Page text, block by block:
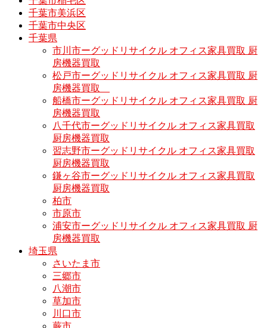
千葉市美浜区
千葉市中央区
千葉県
市川市ーグッドリサイクル オフィス家具買取 厨
房機器買取
松戸市ーグッドリサイクル オフィス家具買取 厨
房機器買取
船橋市ーグッドリサイクル オフィス家具買取 厨
房機器買取
八千代市ーグッドリサイクル オフィス家具買取
厨房機器買取
習志野市ーグッドリサイクル オフィス家具買取
厨房機器買取
鎌ヶ谷市ーグッドリサイクル オフィス家具買取
厨房機器買取
柏市
市原市
浦安市ーグッドリサイクル オフィス家具買取 厨
房機器買取
埼玉県
さいたま市
三郷市
八潮市
草加市
川口市